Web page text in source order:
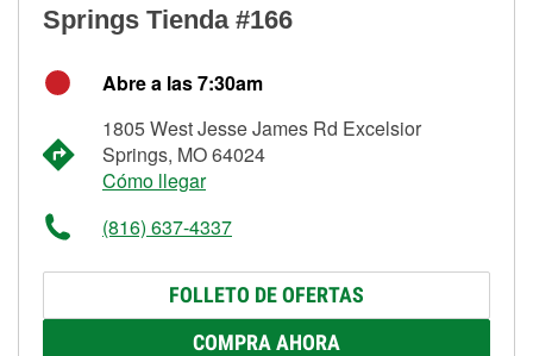
Springs Tienda #166
Abre a las 7:30am
1805 West Jesse James Rd Excelsior
Springs, MO 64024
Cómo llegar
(816) 637-4337
FOLLETO DE OFERTAS
COMPRA AHORA